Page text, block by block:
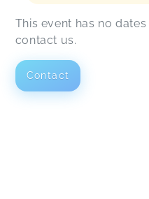
This event has no
contact us.
Contact